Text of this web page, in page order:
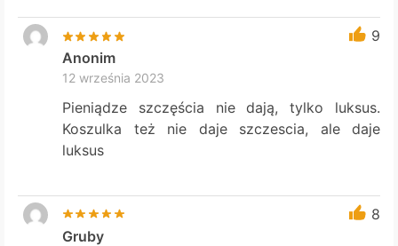
9
Anonim
12 września 2023
Pieniądze szczęścia nie dają, tylko luksus.
Koszulka też nie daje szczescia, ale daje
luksus
8
Gruby